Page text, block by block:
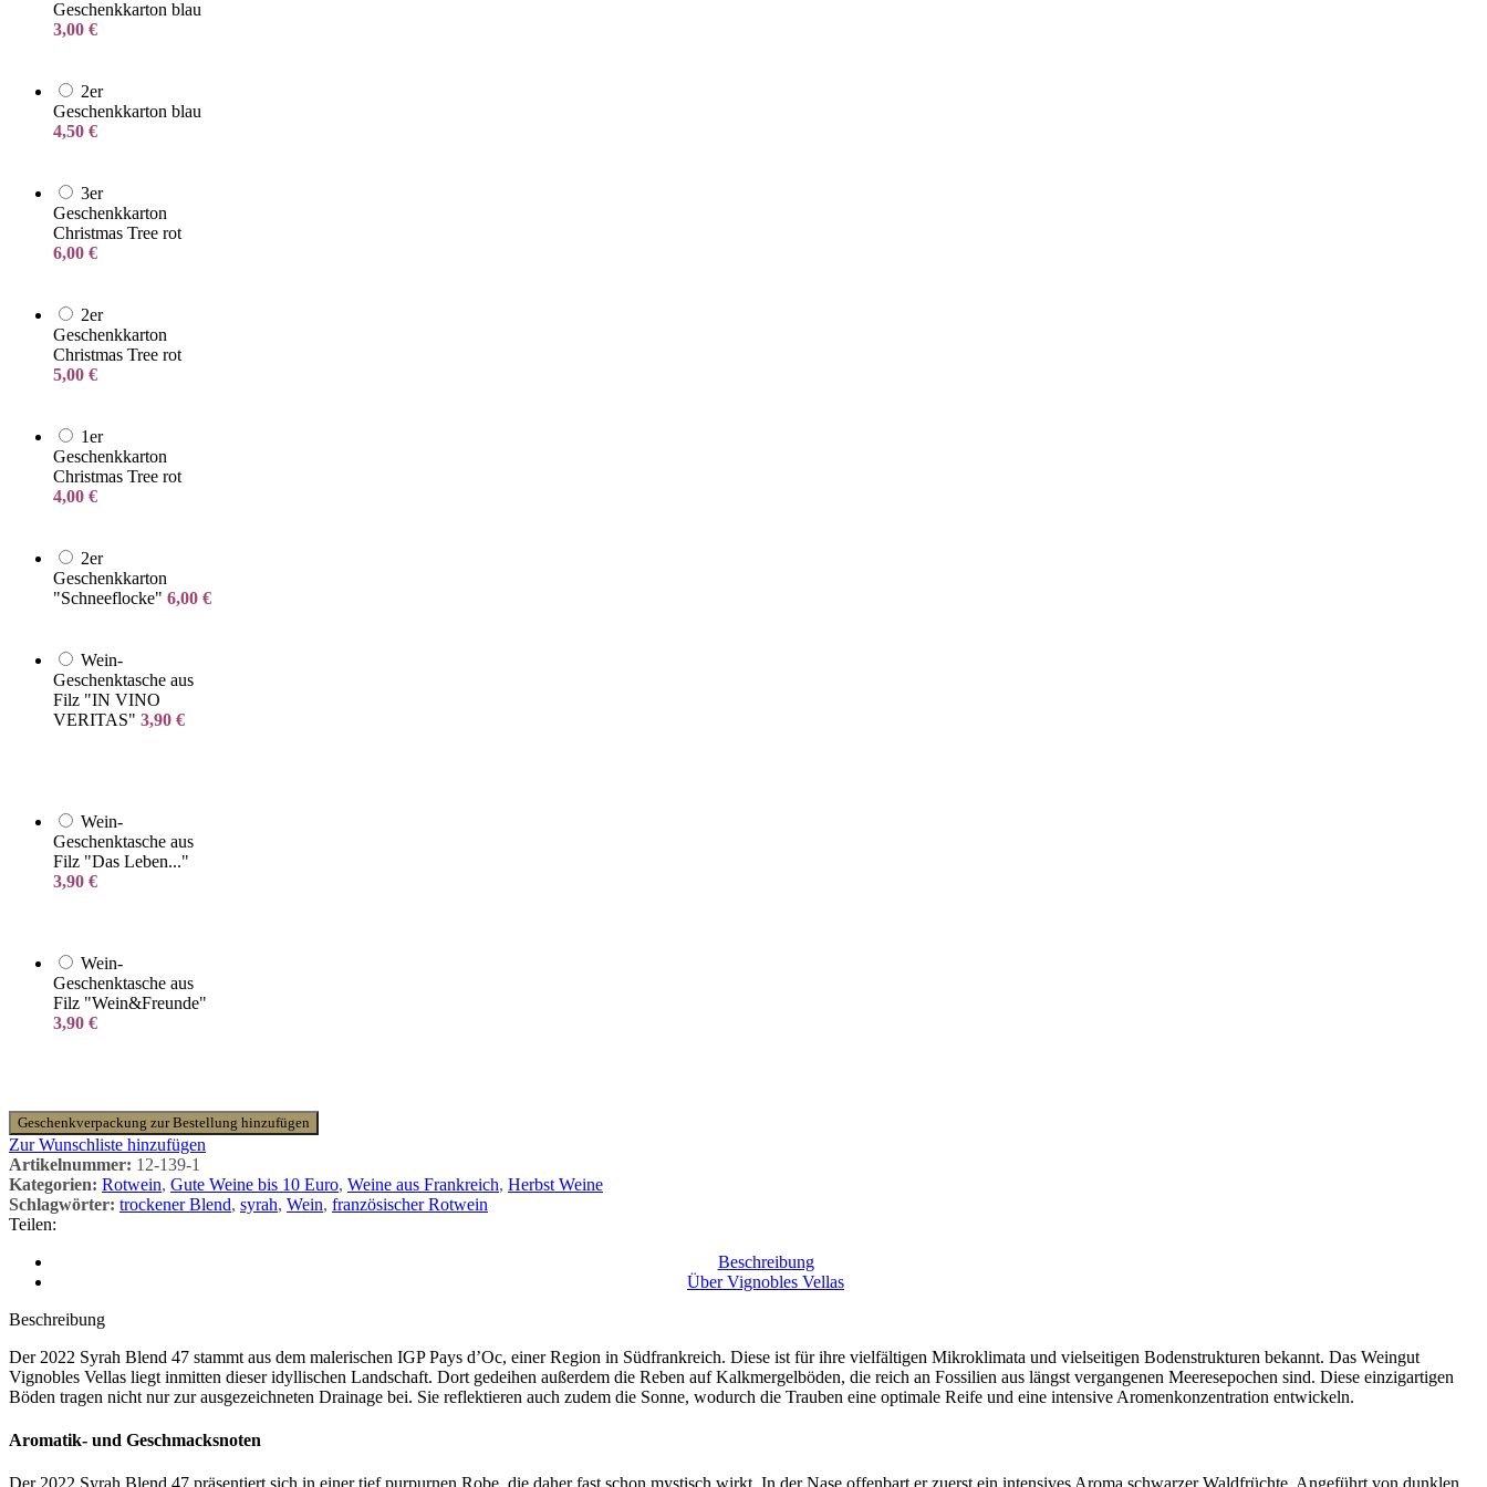
Geschenkkarton blau
3,00 €
2er
Geschenkkarton blau
4,50 €
3er
Geschenkkarton
Christmas Tree rot
6,00 €
2er
Geschenkkarton
Christmas Tree rot
5,00 €
1er
Geschenkkarton
Christmas Tree rot
4,00 €
2er
Geschenkkarton
"Schneeflocke" 6,00 €
Wein-
Geschenktasche aus
Filz "IN VINO
VERITAS" 3,90 €
Wein-
Geschenktasche aus
Filz "Das Leben..."
3,90 €
Wein-
Geschenktasche aus
Filz "Wein&Freunde"
3,90 €
Geschenkverpackung zur Bestellung hinzufügen
Zur Wunschliste hinzufügen
Artikelnummer: 12-139-1
Kategorien: Rotwein, Gute Weine bis 10 Euro, Weine aus Frankreich, Herbst Weine
Schlagwörter: trockener Blend, syrah, Wein, französischer Rotwein
Teilen:
Beschreibung
Über Vignobles Vellas
Beschreibung
Der 2022 Syrah Blend 47 stammt aus dem malerischen IGP Pays d’Oc, einer Region in Südfrankreich. Diese ist für ihre vielfältigen Mikroklimata und vielseitigen Bodenstrukturen bekannt. Das Weingut
Vignobles Vellas liegt inmitten dieser idyllischen Landschaft. Dort gedeihen außerdem die Reben auf Kalkmergelböden, die reich an Fossilien aus längst vergangenen Meeresepochen sind. Diese einzigartigen
Böden tragen nicht nur zur ausgezeichneten Drainage bei. Sie reflektieren auch zudem die Sonne, wodurch die Trauben eine optimale Reife und eine intensive Aromenkonzentration entwickeln.
Aromatik- und Geschmacksnoten